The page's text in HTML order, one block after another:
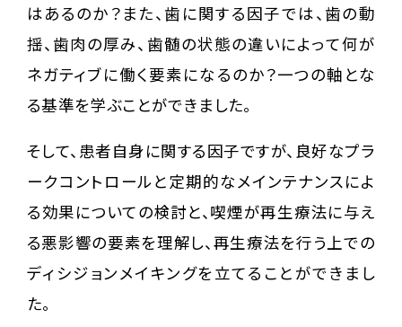
はあるのか？また、歯に関する因子では、歯の動
揺、歯肉の厚み、歯髄の状態の違いによって何が
ネガティブに働く要素になるのか？一つの軸とな
る基準を学ぶことができました。
そして、患者自身に関する因子ですが、良好なプラ
ークコントロールと定期的なメインテナンスによ
る効果についての検討と、喫煙が再生療法に与え
る悪影響の要素を理解し、再生療法を行う上での
ディシジョンメイキングを立てることができまし
た。